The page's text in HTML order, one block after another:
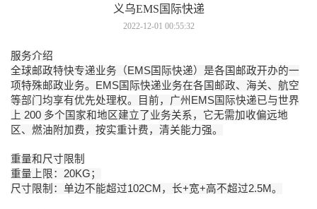
义乌EMS国际快递
2022-12-01 00:55:32
服务介绍
全球邮政特快专递业务（EMS国际快递）是各国邮政开办的一
项特殊邮政业务。EMS国际快递业务在各国邮政、海关、航空
等部门均享有优先处理权。目前，广州EMS国际快递已与世界
上 200 多个国家和地区建立了业务关系，它无需加收偏远地
区、燃油附加费，按实重计费，清关能力强。
重量和尺寸限制
重量上限：20KG；
尺寸限制：单边不能超过102CM，长+宽+高不超过2.5M。